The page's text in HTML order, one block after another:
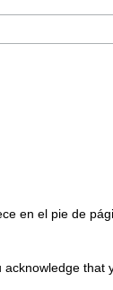
en el pie de